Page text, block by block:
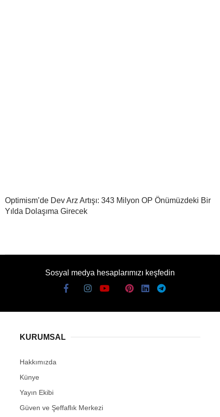
Optimism’de Dev Arz Artışı: 343 Milyon OP Önümüzdeki Bir
Yılda Dolaşıma Girecek
Sosyal medya hesaplarımızı keşfedin
KURUMSAL
Hakkımızda
Künye
Yayın Ekibi
Güven ve Şeffaflık Merkezi